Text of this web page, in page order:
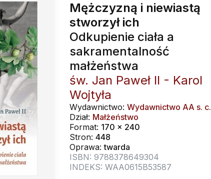
Mężczyzną i niewiastą
stworzył ich
Odkupienie ciała a
sakramentalność
małżeństwa
św. Jan Paweł II - Karol
Wojtyła
Wydawnictwo: Wydawnictwo AA s. c.
Dział: Małżeństwo
Format: 170 x 240
Stron: 448
Oprawa:twarda
ISBN: 9788378649304
INDEKS: WAA0615B53587